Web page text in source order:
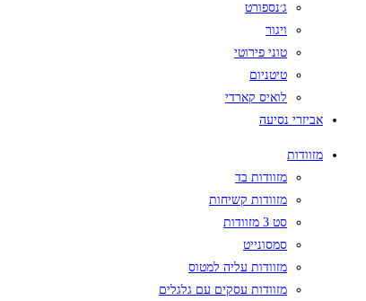
ג׳נספורט
ויגור
טוני פירוטי
טיטניום
לואיס קארדי
אביזרי נסיעה
מזוודות
מזוודות בד
מזוודות קשיחות
סט 3 מזוודות
סמסונייט
מזוודות עליה למטוס
מזוודות עסקים עם גלגלים